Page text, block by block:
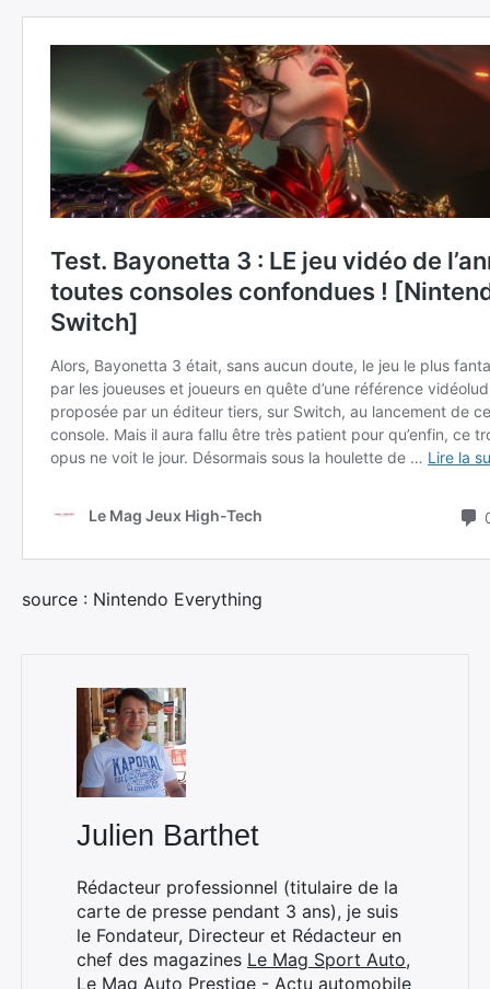
source : Nintendo Everything
Julien Barthet
Rédacteur professionnel (titulaire de la
carte de presse pendant 3 ans), je suis
le Fondateur, Directeur et Rédacteur en
chef des magazines Le Mag Sport Auto,
Le Mag Auto Prestige - Actu automobile